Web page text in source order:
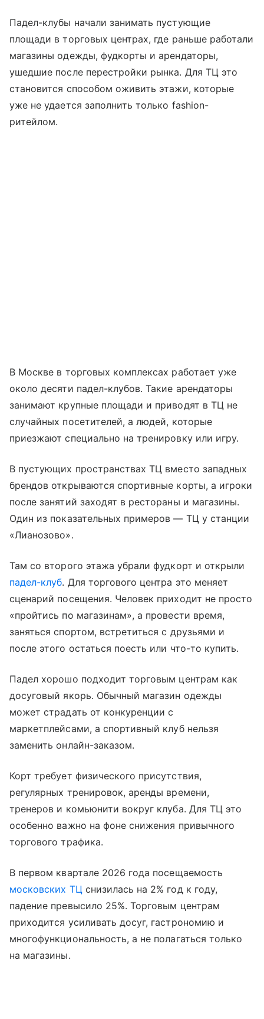
Падел-клубы начали занимать пустующие
площади в торговых центрах, где раньше работали
магазины одежды, фудкорты и арендаторы,
ушедшие после перестройки рынка. Для ТЦ это
становится способом оживить этажи, которые
уже не удается заполнить только fashion-
ритейлом.
В Москве в торговых комплексах работает уже
около десяти падел-клубов. Такие арендаторы
занимают крупные площади и приводят в ТЦ не
случайных посетителей, а людей, которые
приезжают специально на тренировку или игру.
В пустующих пространствах ТЦ вместо западных
брендов открываются спортивные корты, а игроки
после занятий заходят в рестораны и магазины.
Один из показательных примеров — ТЦ у станции
«Лианозово».
Там со второго этажа убрали фудкорт и открыли
падел-клуб. Для торгового центра это меняет
сценарий посещения. Человек приходит не просто
«пройтись по магазинам», а провести время,
заняться спортом, встретиться с друзьями и
после этого остаться поесть или что-то купить.
Падел хорошо подходит торговым центрам как
досуговый якорь. Обычный магазин одежды
может страдать от конкуренции с
маркетплейсами, а спортивный клуб нельзя
заменить онлайн-заказом.
Корт требует физического присутствия,
регулярных тренировок, аренды времени,
тренеров и комьюнити вокруг клуба. Для ТЦ это
особенно важно на фоне снижения привычного
торгового трафика.
В первом квартале 2026 года посещаемость
московских ТЦснизилась на 2% год к году,
падение превысило 25%. Торговым центрам
приходится усиливать досуг, гастрономию и
многофункциональность, а не полагаться только
на магазины.